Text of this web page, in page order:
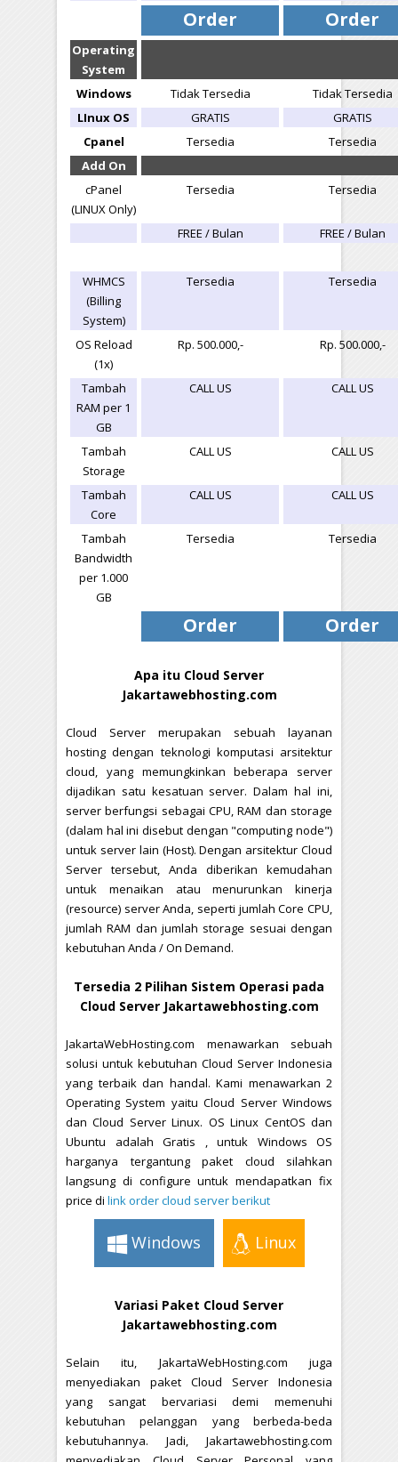
Order Order
Operating
System
Windows
Tidak Tersedia
Tidak Tersedia
LInux OS
GRATIS
GRATIS
Cpanel
Tersedia
Tersedia
Add On
cPanel
(LINUX Only)
Tersedia Tersedia
FREE / Bulan FREE / Bulan
WHMCS
(Billing
System)
Tersedia Tersedia
OS Reload
(1x)
Rp. 500.000,- Rp. 500.000,-
Tambah
RAM per 1
GB
CALL US CALL US
Tambah
Storage
CALL US CALL US
Tambah
Core
CALL US CALL US
Tambah
Bandwidth
per 1.000
GB
Tersedia Tersedia
Order Order
Apa itu Cloud Server
Jakartawebhosting.com
Cloud Server merupakan sebuah layanan
hosting dengan teknologi komputasi arsitektur
cloud, yang memungkinkan beberapa server
dijadikan satu kesatuan server. Dalam hal ini,
server berfungsi sebagai CPU, RAM dan storage
(dalam hal ini disebut dengan "computing node")
untuk server lain (Host). Dengan arsitektur Cloud
Server tersebut, Anda diberikan kemudahan
untuk menaikan atau menurunkan kinerja
(resource) server Anda, seperti jumlah Core CPU,
jumlah RAM dan jumlah storage sesuai dengan
kebutuhan Anda / On Demand.
Tersedia 2 Pilihan Sistem Operasi pada
Cloud Server Jakartawebhosting.com
JakartaWebHosting.com menawarkan sebuah
solusi untuk kebutuhan Cloud Server Indonesia
yang terbaik dan handal. Kami menawarkan 2
Operating System yaitu Cloud Server Windows
dan Cloud Server Linux. OS Linux CentOS dan
Ubuntu adalah Gratis , untuk Windows OS
harganya tergantung paket cloud silahkan
langsung di configure untuk mendapatkan fix
price di link order cloud server berikut
Windows Linux
Variasi Paket Cloud Server
Jakartawebhosting.com
Selain itu, JakartaWebHosting.com juga
menyediakan paket Cloud Server Indonesia
yang sangat bervariasi demi memenuhi
kebutuhan pelanggan yang berbeda-beda
kebutuhannya. Jadi, Jakartawebhosting.com